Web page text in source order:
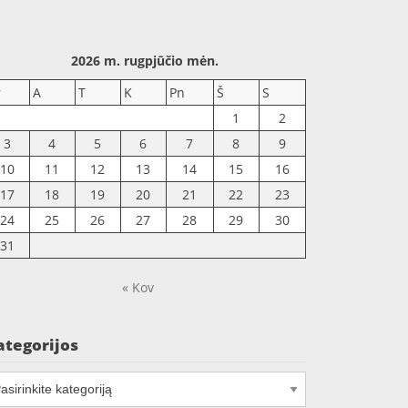
2026 m. rugpjūčio mėn.
A T K Pn Š
S
1
2
3
4 5 6 7 8
9
10
11 12 13 14 15
16
17
18 19 20 21 22
23
24
25 26 27 28 29
30
31
« Kov